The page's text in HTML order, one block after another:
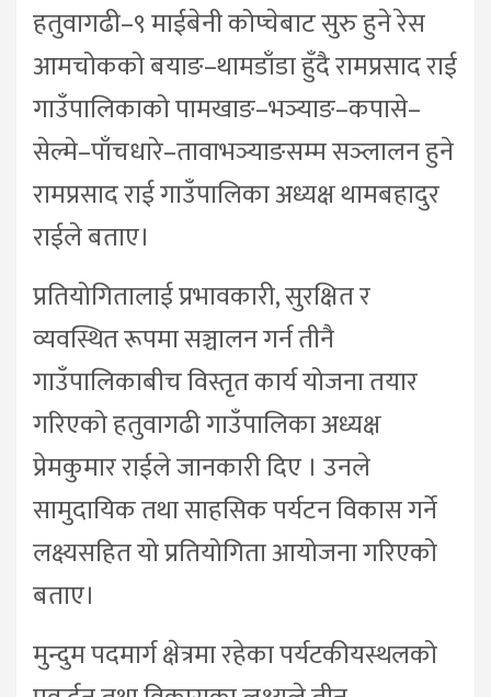
हतुवागढी–९ माईबेनी कोप्चेबाट सुरु हुने रेस
आमचोकको बयाङ–थामडाँडा हुँदै रामप्रसाद राई
गाउँपालिकाको पामखाङ–भञ्याङ–कपासे–
सेल्मे–पाँचधारे–तावाभञ्याङसम्म सञ्लालन हुने
रामप्रसाद राई गाउँपालिका अध्यक्ष थामबहादुर
राईले बताए।
प्रतियोगितालाई प्रभावकारी, सुरक्षित र
व्यवस्थित रूपमा सञ्चालन गर्न तीनै
गाउँपालिकाबीच विस्तृत कार्य योजना तयार
गरिएको हतुवागढी गाउँपालिका अध्यक्ष
प्रेमकुमार राईले जानकारी दिए । उनले
सामुदायिक तथा साहसिक पर्यटन विकास गर्ने
लक्ष्यसहित यो प्रतियोगिता आयोजना गरिएको
बताए।
मुन्दुम पदमार्ग क्षेत्रमा रहेका पर्यटकीयस्थलको